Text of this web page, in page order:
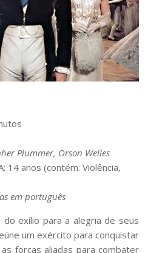
Plummer, Orson Welles
14 anos (contém: Violência,
em português
do exílio para a alegria de seus
um exército para conquistar
forças aliadas para combater